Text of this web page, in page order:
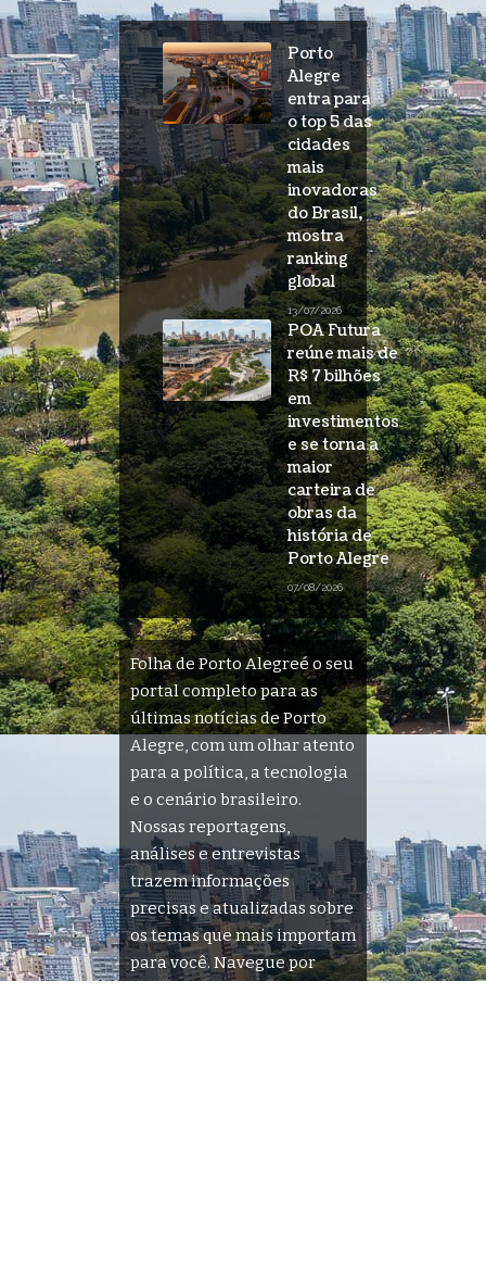
Porto
Alegre
entra para
o top 5 das
cidades
mais
inovadoras
do Brasil,
mostra
ranking
global
13/07/2026
POA Futura
reúne mais de
R$ 7 bilhões
em
investimentos
e se torna a
maior
carteira de
obras da
história de
Porto Alegre
07/08/2026
Folha de Porto Alegreé o seu
portal completo para as
últimas notícias de Porto
Alegre, com um olhar atento
para a política, a tecnologia
e o cenário brasileiro.
Nossas reportagens,
análises e entrevistas
trazem informações
precisas e atualizadas sobre
os temas que mais importam
para você. Navegue por